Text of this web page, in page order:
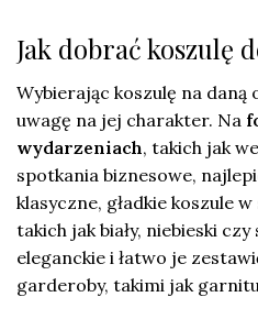
Jak dobrać koszulę
Wybierając koszulę na
uwagę na jej charakter. Na
wydarzeniach, takich jak
spotkania biznesowe,
klasyczne, gładkie koszule
takich jak biały, niebieski
eleganckie i łatwo je
garderoby, takimi jak